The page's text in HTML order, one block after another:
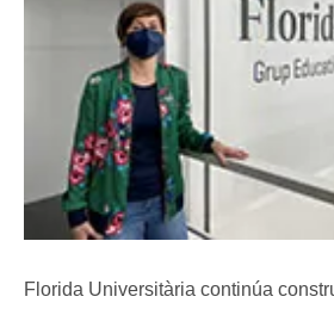
Florida Universitària continúa